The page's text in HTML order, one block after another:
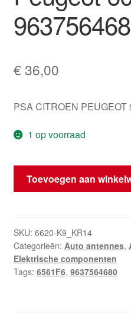
€ 36,00
PSA CITROEN
1 op voorraad
Antennemodule
Peugeot
6561F6
hoeveelheid
Toevoegen aan
SKU: 6620-K9_KR14
Categorieën: Auto antennes,
Elektrische componenten
Tags: 6561F6, 9637564680